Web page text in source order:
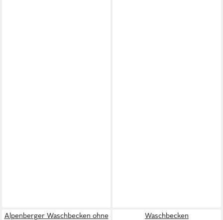
Alpenberger Waschbecken ohne
Waschbecken